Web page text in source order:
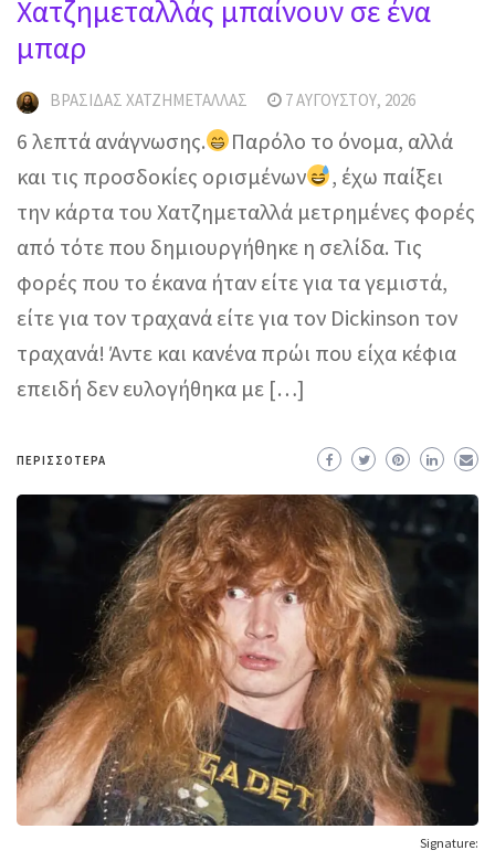
Χατζημεταλλάς μπαίνουν σε ένα
μπαρ
ΒΡΑΣΊΔΑΣ ΧΑΤΖΗΜΕΤΑΛΛΆΣ 7 ΑΥΓΟΎΣΤΟΥ, 2026
6 λεπτά ανάγνωσης.
Παρόλο το όνομα, αλλά
και τις προσδοκίες ορισμένων
, έχω παίξει
την κάρτα του Χατζημεταλλά μετρημένες φορές
από τότε που δημιουργήθηκε η σελίδα. Τις
φορές που το έκανα ήταν είτε για τα γεμιστά,
είτε για τον τραχανά είτε για τον Dickinson τον
τραχανά! Άντε και κανένα πρώι που είχα κέφια
επειδή δεν ευλογήθηκα με […]
ΠΕΡΙΣΣΌΤΕΡΑ
Signature: